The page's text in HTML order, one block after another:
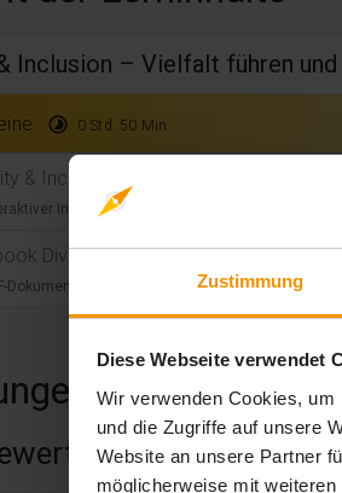
Zustimmung
Diese Webseite verwendet
Wir verwenden Cookies,
und die Zugriffe auf unsere
Website an unsere Partner
möglicherweise mit
Inclusion – Vielfalt führen
timelapse 0 Std. 50 Min.
& Inclusion – Vielfalt führen und
Inhalt
Diversity & Inclusion
Dokument